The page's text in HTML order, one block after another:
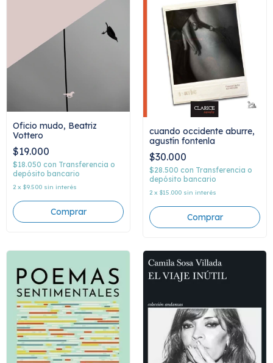
Oficio mudo, Beatriz
Vottero
$19.000
$18.050 con Transferencia o
depósito bancario
2 x $9.500 sin interés
cuando occidente aburre,
agustín fontenla
$30.000
$28.500 con Transferencia o
depósito bancario
2 x $15.000 sin interés